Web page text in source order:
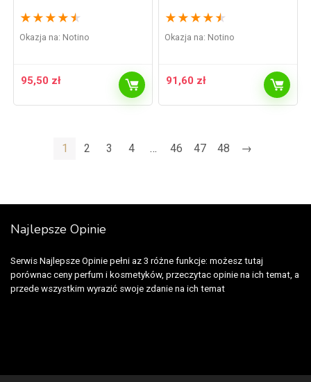
100 ml
★ ★ ★ ★ ★
Okazja na: Notino
95,50 zł
★ ★ ★ ★ ★
Okazja na: Notino
91,60 zł
1 2 3 4 … 46 47 48 →
Najlepsze Opinie
Serwis Najlepsze Opinie pełni az 3 różne funkcje: możesz tutaj
porównac ceny perfum i kosmetyków, przeczytac opinie na ich temat, a
przede wszystkim wyrazić swoje zdanie na ich temat